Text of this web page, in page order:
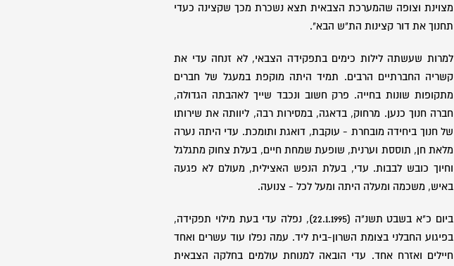
מצוינת וצופה שהמערכת הצבאית תצא נשכרת מכך שקצינה כעדי
תחנוך את דור קצינות הת"ש הבא".
למרות שעשתה לילות כימים בתפקידה הצבאי, לא זנחה עדי את
קשריה החברתיים הרבים. תמיד היתה מוקפת במעגל של חברים
מתקופות שונות בחייה. פרק חשוב ונכבד שייך לאהבתה הגדולה,
חברה חנוך כנען. מרחוק, בדאגה, במסירות רבה, ליוותה את שירותו
של חנוך ביחידה מובחרת - עוקבת, דואגת ותומכת. עדי היתה נערה
מלאת חן, תוססת וערנית, שופעת שמחת חיים, בעלת צחוק מתגלגל
וחיוך כובש לבבות. עדי, בעלת הנפש האצילית, מעולם לא פגעה
באיש, משכמה ומעלה היתה ומעל לכל - צנועה.
ביום כ"א בשבט תשנ"ה (22.1.1995), נפלה עדי בעת מילוי תפקידה,
בפיגוע החבלני בצומת השרון-בית ליד. עמה נפלו עוד עשרים ואחד
חיילים ואזרח אחד. עדי הובאה למנוחת עולמים בחלקה הצבאית